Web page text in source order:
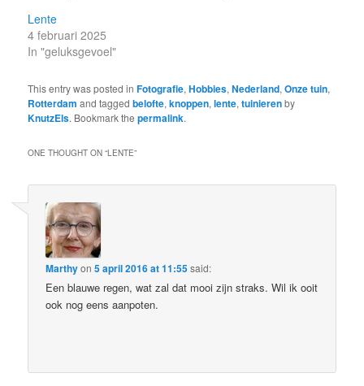
Lente
4 februari 2025
In "geluksgevoel"
This entry was posted inFotografie,Hobbies,Nederland,Onze tuin,
Rotterdam and taggedbelofte,knoppen,lente,tuinierenby
KnutzEls. Bookmark thepermalink.
ONE THOUGHT ON “LENTE”
Marthyon5 april 2016 at 11:55said:
Een blauwe regen, wat zal dat mooi zijn straks. Wil ik ooit
ook nog eens aanpoten.